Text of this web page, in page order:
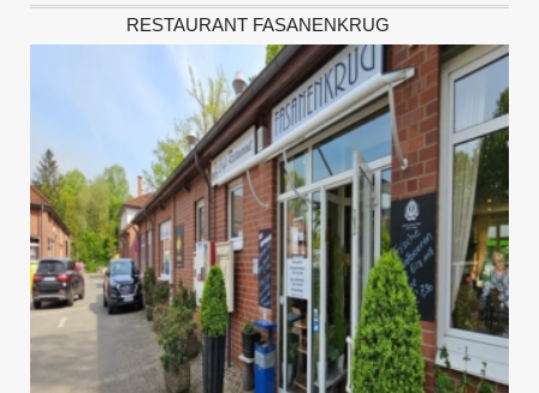
RESTAURANT FASANENKRUG